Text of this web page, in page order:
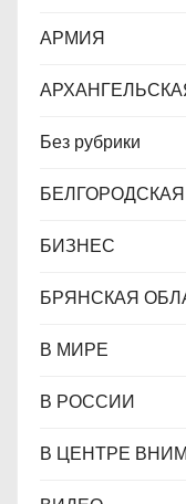
м
АРМИЯ
Без рубрики
БИЗНЕС
БРЯНСКАЯ
В МИРЕ
В РОССИИ
В ЦЕНТРЕ